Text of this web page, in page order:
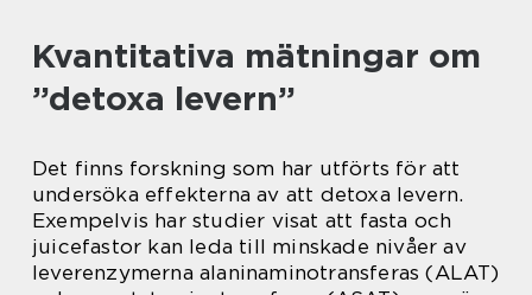
Kvantitativa mätningar om
”detoxa levern”
Det finns forskning som har utförts för att
undersöka effekterna av att detoxa levern.
Exempelvis har studier visat att fasta och
juicefastor kan leda till minskade nivåer av
leverenzymerna alaninaminotransferas (ALAT)